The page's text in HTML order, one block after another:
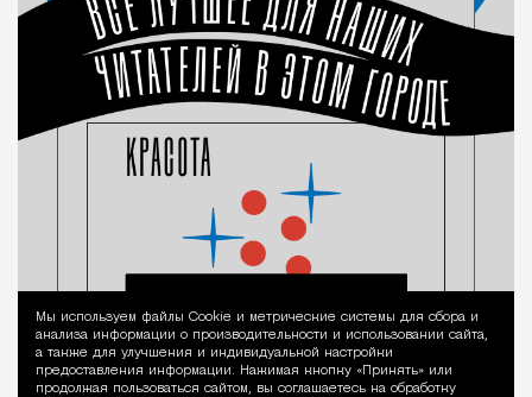
Уведомление
Мы используем файлы Сookie и метрические системы для сбора и
анализа информации о производительности и использовании сайта,
а также для улучшения и индивидуальной настройки
предоставления информации. Нажимая кнопку «Принять» или
продолжая пользоваться сайтом, вы соглашаетесь на обработку